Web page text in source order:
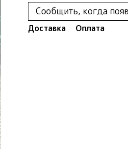
Сообщить, когда
Доставка Оплата